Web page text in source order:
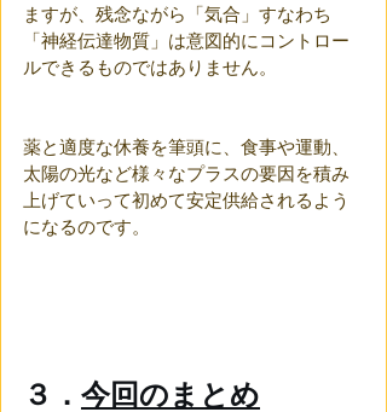
ますが、残念ながら「気合」すなわち
「神経伝達物質」は意図的にコントロー
ルできるものではありません。
薬と適度な休養を筆頭に、食事や運動、
太陽の光など様々なプラスの要因を積み
上げていって初めて安定供給されるよう
になるのです。
３． 今回のまとめ